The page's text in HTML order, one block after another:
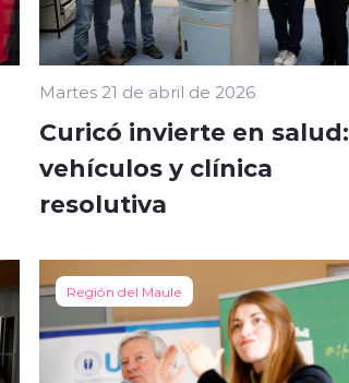
Martes 21 de abril de 2026
Curicó invierte en salud:
vehículos y clínica
resolutiva
Región del Maule